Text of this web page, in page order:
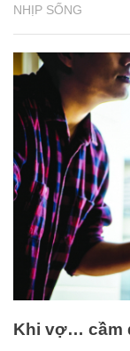
NHỊP SỐNG
Khi vợ… cầm